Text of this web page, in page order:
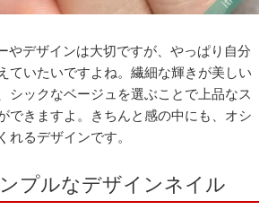
やデザインは大切ですが、やっぱり自分
ていたいですよね。繊細な輝きが美しい
シックなベージュを選ぶことで上品なス
できますよ。きちんと感の中にも、オシ
れるデザインです。
プルなデザインネイル